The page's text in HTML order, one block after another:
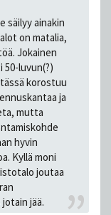
säilyy ainakin
on matalia,
Jokainen
50-luvun(?)
korostuu
ja
mutta
hyvin
Kyllä moni
joutaa
jää.